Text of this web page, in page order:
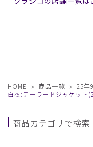
HOME 商品一覧 25年
白衣:テーラードジャケット
商品カテゴリで検索